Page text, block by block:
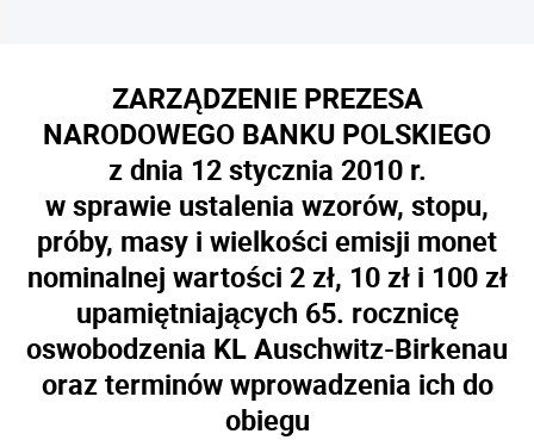
ZARZĄDZENIE PREZESA
NARODOWEGO BANKU POLSKIEGO
z dnia 12 stycznia 2010 r.
w sprawie ustalenia wzorów, stopu,
próby, masy i wielkości emisji monet
nominalnej wartości 2 zł, 10 zł i 100 zł
upamiętniających 65. rocznicę
oswobodzenia KL Auschwitz-Birkenau
oraz terminów wprowadzenia ich do
obiegu